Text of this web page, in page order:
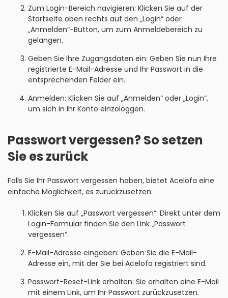
Zum Login-Bereich navigieren: Klicken Sie auf der
Startseite oben rechts auf den „Login“ oder
„Anmelden“-Button, um zum Anmeldebereich zu
gelangen.
Geben Sie Ihre Zugangsdaten ein: Geben Sie nun Ihre
registrierte E-Mail-Adresse und Ihr Passwort in die
entsprechenden Felder ein.
Anmelden: Klicken Sie auf „Anmelden“ oder „Login“,
um sich in Ihr Konto einzologgen.
Passwort vergessen? So setzen
Sie es zurück
Falls Sie Ihr Passwort vergessen haben, bietet Acelofa eine
einfache Möglichkeit, es zurückzusetzen:
Klicken Sie auf „Passwort vergessen“: Direkt unter dem
Login-Formular finden Sie den Link „Passwort
vergessen“.
E-Mail-Adresse eingeben: Geben Sie die E-Mail-
Adresse ein, mit der Sie bei Acelofa registriert sind.
Passwort-Reset-Link erhalten: Sie erhalten eine E-Mail
mit einem Link, um Ihr Passwort zurückzusetzen.